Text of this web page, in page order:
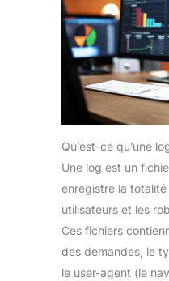
Qu’est-ce qu’une
Une log est un
enregistre la
utilisateurs et les
Ces fichiers
des demandes, le
le user-agent (le